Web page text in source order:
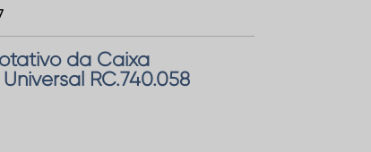
da Caixa
RC.740.058